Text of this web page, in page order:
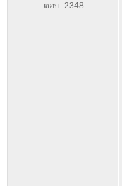
ตอบ: 2348